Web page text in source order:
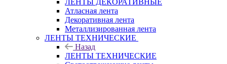
ЛЕНТЫ ДЕКОРАТИВНЫЕ
Атласная лента
Декоративная лента
Металлизированная лента
ЛЕНТЫ ТЕХНИЧЕСКИЕ
Назад
ЛЕНТЫ ТЕХНИЧЕСКИЕ